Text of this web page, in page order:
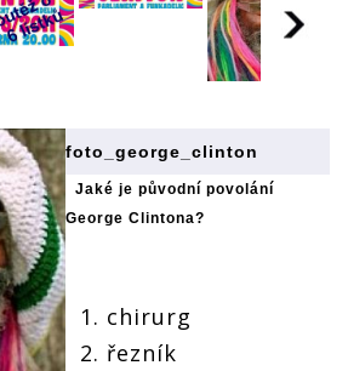
foto_george_clinton
Jaké je původní povolání
George Clintona?
1. chirurg
2. řezník